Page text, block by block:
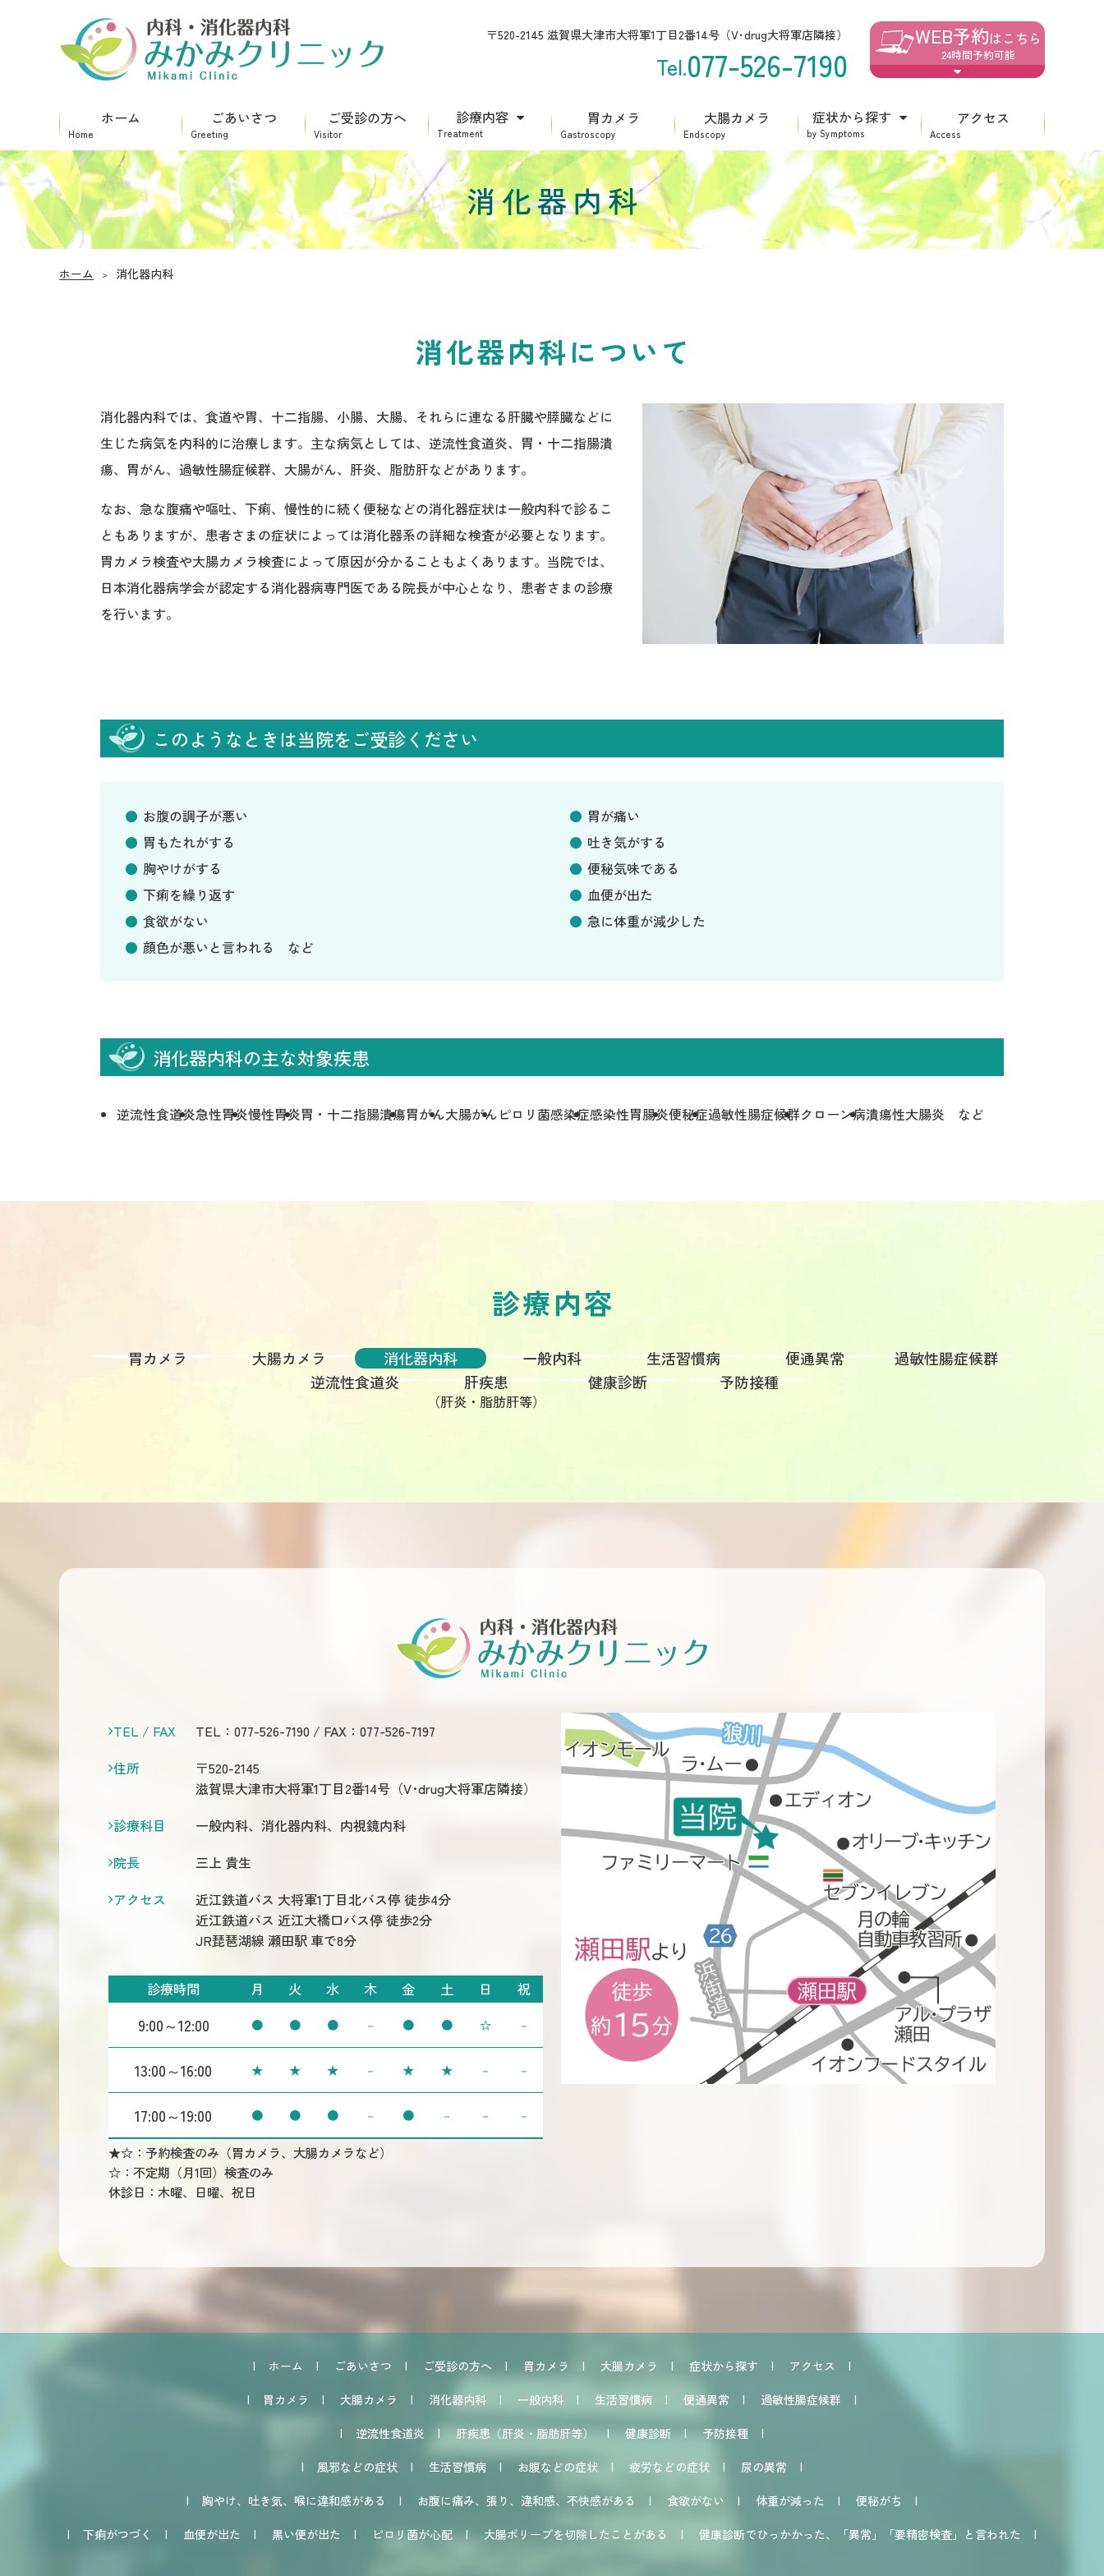
みかみクリニック
〒520-2145 滋賀県大津市大将軍1丁目2番14号（V･drug大将軍店隣接）
077-526-7190
WEB予約はこちら
24時間予約可能
ホーム ごあいさつ ご受診の方へ 診療内容 胃カメラ 大腸カメラ 症状から探す アクセス
ホーム 消化器内科
消化器内科
消化器内科について
消化器内科では、食道や胃、十二指腸、小腸、大腸、それらに連なる肝臓や膵臓などに
生じた病気を内科的に治療します。主な病気としては、逆流性食道炎、胃・十二指腸潰
瘍、胃がん、過敏性腸症候群、大腸がん、肝炎、脂肪肝などがあります。
なお、急な腹痛や嘔吐、下痢、慢性的に続く便秘などの消化器症状は一般内科で診るこ
ともありますが、患者さまの症状によっては消化器系の詳細な検査が必要となります。
胃カメラ検査や大腸カメラ検査によって原因が分かることもよくあります。当院では、
日本消化器病学会が認定する消化器病専門医である院長が中心となり、患者さまの診療
を行います。
このようなときは当院をご受診ください
お腹の調子が悪い
胃が痛い
胃もたれがする
吐き気がする
胸やけがする
便秘気味である
下痢を繰り返す
血便が出た
食欲がない
急に体重が減少した
顔色が悪いと言われる など
消化器内科の主な対象疾患
逆流性食道炎急性胃炎慢性胃炎胃・十二指腸潰瘍胃がん大腸がんピロリ菌感染症感染性胃腸炎便秘症過敏性腸症候群クローン病潰瘍性大腸炎 など
診療内容
胃カメラ 大腸カメラ 消化器内科 一般内科 生活習慣病 便通異常
過敏性腸症候群
逆流性食道炎
肝疾患
（肝炎・脂肪肝等）
健康診断 予防接種
TEL / FAX TEL： 077-526-7190/ FAX：077-526-7197
住所
〒520-2145
滋賀県大津市大将軍1丁目2番14号（V･drug大将軍店隣接）
診療科目
一般内科、消化器内科、内視鏡内科
院長
三上 貴生
アクセス
近江鉄道バス 大将軍1丁目北バス停 徒歩4分
近江鉄道バス 近江大橋口バス停 徒歩2分
JR琵琶湖線 瀬田駅 車で8分
★☆：予約検査のみ（胃カメラ、大腸カメラなど）
☆：不定期（月1回）検査のみ
休診日：木曜、日曜、祝日
診療時間 月 火 水 木 金 土 日 祝
9:00～12:00 ● ● ● － ● ● ☆ －
13:00～16:00 ★ ★ ★ － ★ ★ － －
17:00～19:00 ● ● ● － ● － － －
ホーム ごあいさつ ご受診の方へ 胃カメラ 大腸カメラ 症状から探す アクセス
胃カメラ 大腸カメラ 消化器内科 一般内科 生活習慣病 便通異常 過敏性腸症候群
逆流性食道炎 肝疾患 （肝炎・脂肪肝等） 健康診断 予防接種
風邪などの症状 生活習慣病 お腹などの症状 疲労などの症状 尿の異常
胸やけ、吐き気、喉に違和感がある お腹に痛み、張り、違和感、不快感がある 食欲がない 体重が減った 便秘がち
下痢がつづく 血便が出た 黒い便が出た ピロリ菌が心配 大腸ポリープを切除したことがある 健康診断でひっかかった、「異常」「要精密検査」と言われた